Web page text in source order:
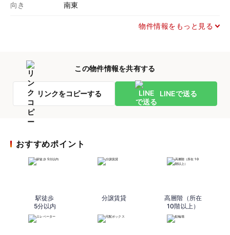
向き 南東
物件情報をもっと見る
この物件情報を共有する
リンクをコピーする LINEで送る
おすすめポイント
駅徒歩
5分以内
分譲賃貸
高層階（所在
10階以上）